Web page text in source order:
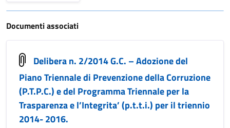
Documenti associati
Delibera n. 2/2014 G.C. – Adozione del
Piano Triennale di Prevenzione della Corruzione
(P.T.P.C.) e del Programma Triennale per la
Trasparenza e l’Integrita’ (p.t.t.i.) per il triennio
2014- 2016.